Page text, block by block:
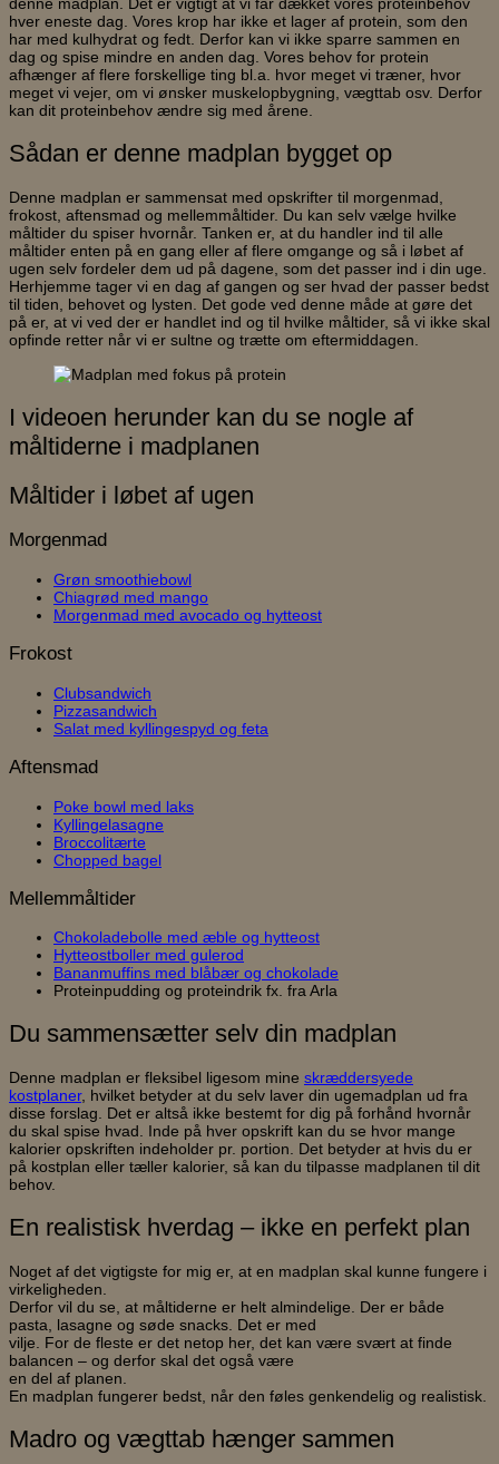
denne madplan. Det er vigtigt at vi får dækket vores proteinbehov
hver eneste dag. Vores krop har ikke et lager af protein, som den
har med kulhydrat og fedt. Derfor kan vi ikke sparre sammen en
dag og spise mindre en anden dag. Vores behov for protein
afhænger af flere forskellige ting bl.a. hvor meget vi træner, hvor
meget vi vejer, om vi ønsker muskelopbygning, vægttab osv. Derfor
kan dit proteinbehov ændre sig med årene.
Sådan er denne madplan bygget op
Denne madplan er sammensat med opskrifter til morgenmad,
frokost, aftensmad og mellemmåltider. Du kan selv vælge hvilke
måltider du spiser hvornår. Tanken er, at du handler ind til alle
måltider enten på en gang eller af flere omgange og så i løbet af
ugen selv fordeler dem ud på dagene, som det passer ind i din uge.
Herhjemme tager vi en dag af gangen og ser hvad der passer bedst
til tiden, behovet og lysten. Det gode ved denne måde at gøre det
på er, at vi ved der er handlet ind og til hvilke måltider, så vi ikke skal
opfinde retter når vi er sultne og trætte om eftermiddagen.
I videoen herunder kan du se nogle af
måltiderne i madplanen
Måltider i løbet af ugen
Morgenmad
Grøn smoothiebowl
Chiagrød med mango
Morgenmad med avocado og hytteost
Frokost
Clubsandwich
Pizzasandwich
Salat med kyllingespyd og feta
Aftensmad
Poke bowl med laks
Kyllingelasagne
Broccolitærte
Chopped bagel
Mellemmåltider
Chokoladebolle med æble og hytteost
Hytteostboller med gulerod
Bananmuffins med blåbær og chokolade
Proteinpudding og proteindrik fx. fra Arla
Du sammensætter selv din madplan
Denne madplan er fleksibel ligesom mine skræddersyede
kostplaner, hvilket betyder at du selv laver din ugemadplan ud fra
disse forslag. Det er altså ikke bestemt for dig på forhånd hvornår
du skal spise hvad. Inde på hver opskrift kan du se hvor mange
kalorier opskriften indeholder pr. portion. Det betyder at hvis du er
på kostplan eller tæller kalorier, så kan du tilpasse madplanen til dit
behov.
En realistisk hverdag – ikke en perfekt plan
Noget af det vigtigste for mig er, at en madplan skal kunne fungere i
virkeligheden.
Derfor vil du se, at måltiderne er helt almindelige. Der er både
pasta, lasagne og søde snacks. Det er med
vilje. For de fleste er det netop her, det kan være svært at finde
balancen – og derfor skal det også være
en del af planen.
En madplan fungerer bedst, når den føles genkendelig og realistisk.
Madro og vægttab hænger sammen